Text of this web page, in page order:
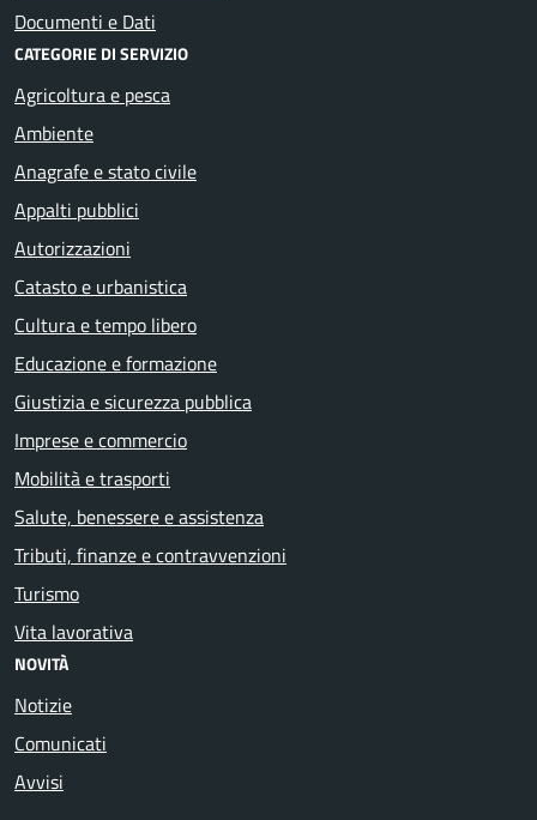
Documenti e Dati
CATEGORIE DI SERVIZIO
Agricoltura e pesca
Ambiente
Anagrafe e stato civile
Appalti pubblici
Autorizzazioni
Catasto e urbanistica
Cultura e tempo libero
Educazione e formazione
Giustizia e sicurezza pubblica
Imprese e commercio
Mobilità e trasporti
Salute, benessere e assistenza
Tributi, finanze e contravvenzioni
Turismo
Vita lavorativa
NOVITÀ
Notizie
Comunicati
Avvisi